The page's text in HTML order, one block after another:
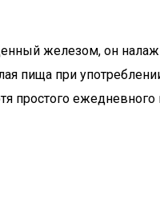
железом, он
при
простого